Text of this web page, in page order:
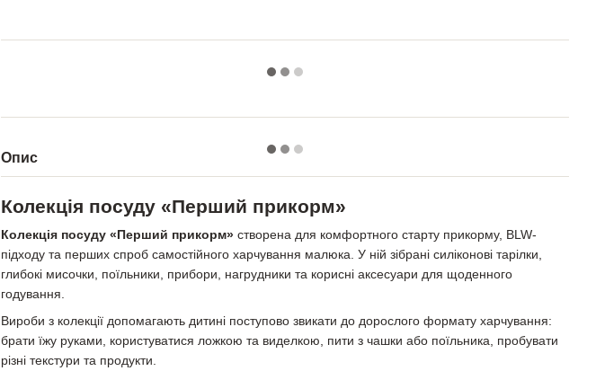
Опис
Колекція посуду «Перший прикорм»
Колекція посуду «Перший прикорм» створена для комфортного старту прикорму, BLW-
підходу та перших спроб самостійного харчування малюка. У ній зібрані силіконові тарілки,
глибокі мисочки, поїльники, прибори, нагрудники та корисні аксесуари для щоденного
годування.
Вироби з колекції допомагають дитині поступово звикати до дорослого формату харчування:
брати їжу руками, користуватися ложкою та виделкою, пити з чашки або поїльника, пробувати
різні текстури та продукти.